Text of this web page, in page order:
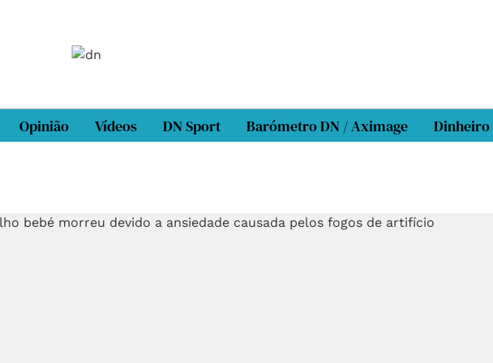
Opinião Vídeos DN Sport Barómetro DN / Aximage Dinheiro